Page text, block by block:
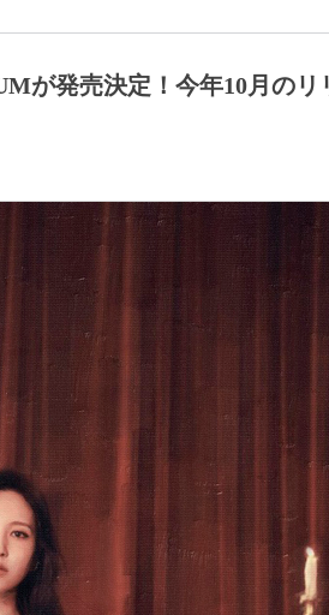
が発売決定！今年10月のリ